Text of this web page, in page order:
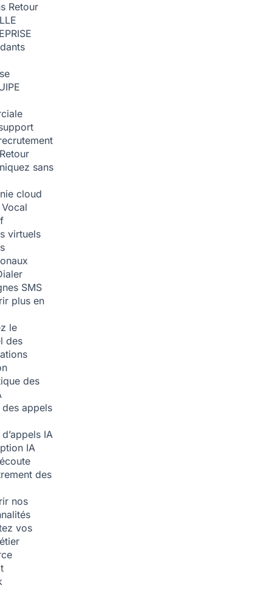
Retour
Retour
sans
cloud
virtuels
SMS
plus en
le
des
des
appels
IA
IA
des
nos
vos